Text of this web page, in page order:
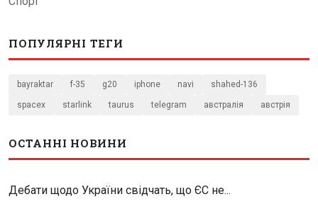
ПОПУЛЯРНІ ТЕГИ
bayraktar f-35 g20 iphone navi shahed-136
spacex starlink taurus telegram австралія австрія
ОСТАННІ НОВИНИ
Дебати щодо України свідчать, що ЄС не...